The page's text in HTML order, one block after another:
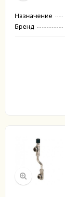
Назначение
Бренд